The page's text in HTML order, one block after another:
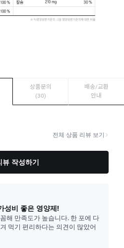
상품문의
(30)
배송/교환
안내